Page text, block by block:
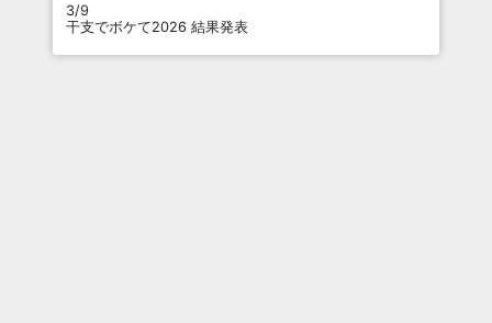
3/9
干支でボケて2026 結果発表